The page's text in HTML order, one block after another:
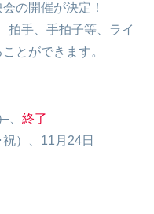
の開催が決定！
拍手、手拍子等、ライ
とができます。
終了
）、11月24日